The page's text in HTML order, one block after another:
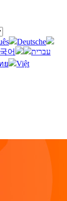
Deutsche
어
עברית
ย
Việt